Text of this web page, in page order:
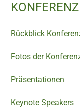
Rückblick
Fotos der
Präsentationen
Keynote Speakers